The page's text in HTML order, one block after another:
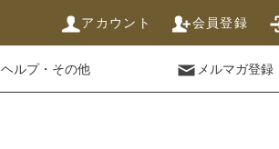
アカウント 会員登録
ヘルプ・その他 メルマガ登録